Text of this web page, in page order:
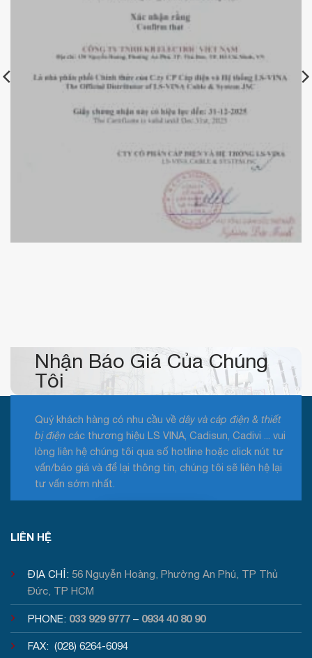
Chứng nhận đại lý cáp điện LS VINA của KBELECTRIC
Nhận Báo Giá Của Chúng
Tôi
Quý khách hàng có nhu cầu về dây và cáp điện & thiết
bị điện các thương hiệu LS VINA, Cadisun, Cadivi ... vui
lòng liên hệ chúng tôi qua số hotline hoặc click nút tư
vấn/báo giá và để lại thông tin, chúng tôi sẽ liên hệ lại
tư vấn sớm nhất.
LIÊN HỆ
ĐỊA CHỈ: 56 Nguyễn Hoàng, Phường An Phú, TP Thủ
Đức, TP HCM
PHONE: 033 929 9777 – 0934 40 80 90
FAX: (028) 6264-6094